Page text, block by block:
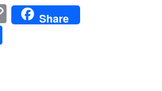
Copy
Link
Share